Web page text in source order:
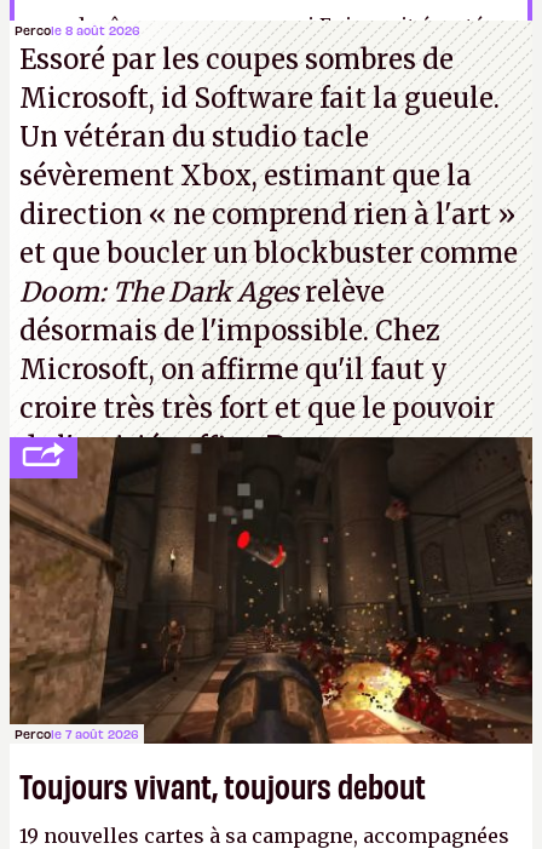
quand même con parce que si Epic avait écouté
nos moqueries et quolibets depuis le début, ils
auraient gagné vachement de temps.P.
Percole 8 août 2026
Essoré par les coupes sombres de
Microsoft, id Software fait la gueule.
Un vétéran du studiotacle
sévèrement Xbox, estimant que la
direction« ne comprend rien à l'art »
et que boucler un blockbuster comme
Doom: The Dark Agesrelève
désormais de l'impossible. Chez
Microsoft, on affirme qu'il faut y
croire très très fort et que le pouvoir
de l'amitié suffira.P.
Percole 7 août 2026
Toujours vivant, toujours debout
19 nouvelles cartes à sa campagne, accompagnées